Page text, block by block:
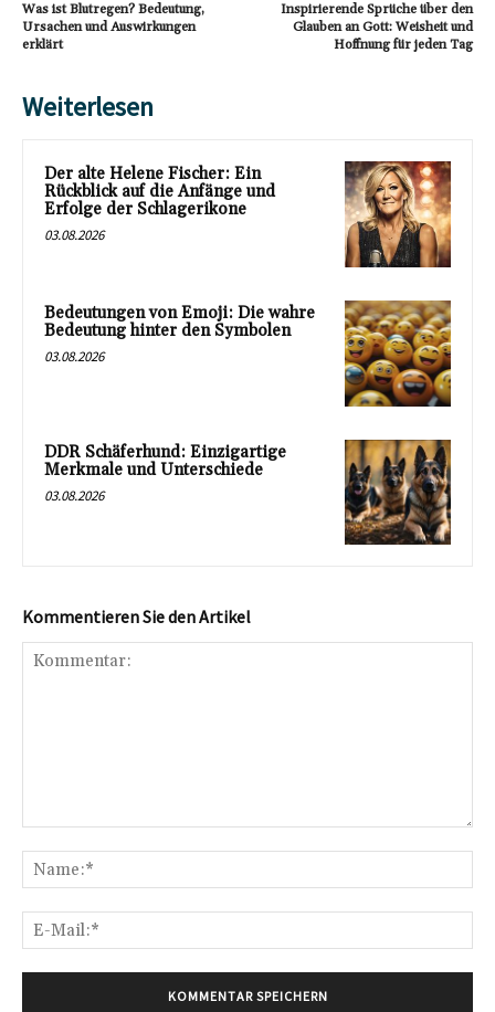
Was ist Blutregen? Bedeutung,
Ursachen und Auswirkungen
erklärt
Inspirierende Sprüche über den
Glauben an Gott: Weisheit und
Hoffnung für jeden Tag
Weiterlesen
Der alte Helene Fischer: Ein
Rückblick auf die Anfänge und
Erfolge der Schlagerikone
03.08.2026
Bedeutungen von Emoji: Die wahre
Bedeutung hinter den Symbolen
03.08.2026
DDR Schäferhund: Einzigartige
Merkmale und Unterschiede
03.08.2026
Kommentieren Sie den Artikel